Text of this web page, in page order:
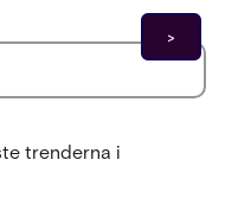
trenderna i